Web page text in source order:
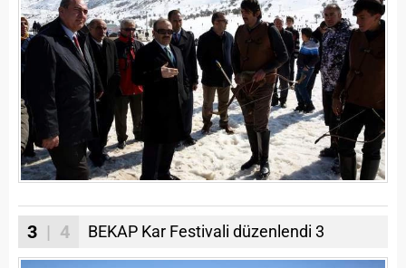
3 | 4 BEKAP Kar Festivali düzenlendi 3